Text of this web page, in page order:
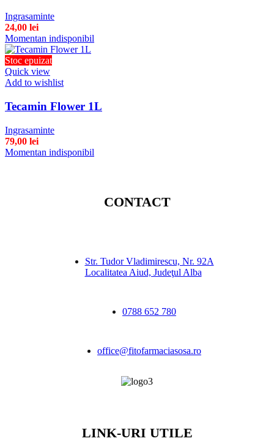
Ingrasaminte
24,00 lei
Momentan indisponibil
Stoc epuizat
Quick view
Add to wishlist
Tecamin Flower 1L
Ingrasaminte
79,00 lei
Momentan indisponibil
CONTACT
Str. Tudor Vladimirescu, Nr. 92A
Localitatea Aiud, Judeţul Alba
0788 652 780
office@fitofarmaciasosa.ro
LINK-URI UTILE